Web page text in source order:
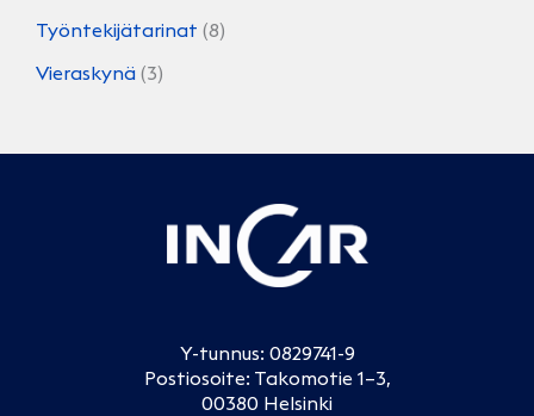
Työntekijätarinat (8)
Vieraskynä (3)
Y-tunnus: 0829741-9
Postiosoite: Takomotie 1–3,
00380 Helsinki